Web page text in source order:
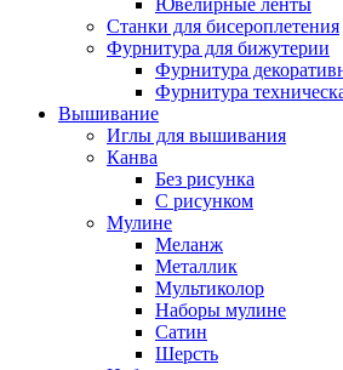
Ювелирные ленты
Станки для бисероплетения
Фурнитура для бижутерии
Фурнитура
Фурнитура
Вышивание
Иглы для вышивания
Канва
Без рисунка
С рисунком
Мулине
Меланж
Металлик
Мультиколор
Наборы мулине
Сатин
Шерсть